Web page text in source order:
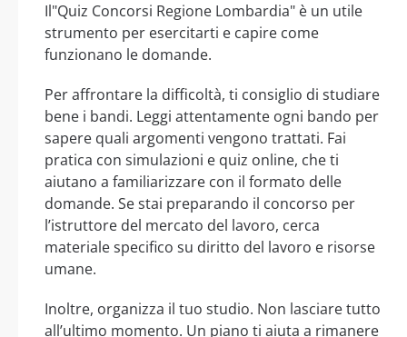
Il"Quiz Concorsi Regione Lombardia" è un utile
strumento per esercitarti e capire come
funzionano le domande.
Per affrontare la difficoltà, ti consiglio di studiare
bene i bandi. Leggi attentamente ogni bando per
sapere quali argomenti vengono trattati. Fai
pratica con simulazioni e quiz online, che ti
aiutano a familiarizzare con il formato delle
domande. Se stai preparando il concorso per
l’istruttore del mercato del lavoro, cerca
materiale specifico su diritto del lavoro e risorse
umane.
Inoltre, organizza il tuo studio. Non lasciare tutto
all’ultimo momento. Un piano ti aiuta a rimanere